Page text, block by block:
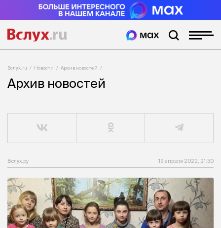
Вслух.ru Новости Архив новостей
Архив новостей
Вслух.ру 19 апреля 2022, 21:30